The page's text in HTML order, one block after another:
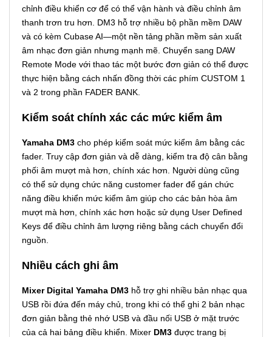
chỉnh điều khiển cơ để có thể vận hành và điều chỉnh âm
thanh trơn tru hơn. DM3 hỗ trợ nhiều bộ phần mềm DAW
và có kèm Cubase AI—một nền tảng phần mềm sản xuất
âm nhạc đơn giản nhưng mạnh mẽ. Chuyển sang DAW
Remote Mode với thao tác một bước đơn giản có thể được
thực hiện bằng cách nhấn đồng thời các phím CUSTOM 1
và 2 trong phần FADER BANK.
Kiểm soát chính xác các mức kiểm âm
Yamaha DM3 cho phép kiểm soát mức kiểm âm bằng các
fader. Truy cập đơn giản và dễ dàng, kiểm tra độ cân bằng
phối âm mượt mà hơn, chính xác hơn. Người dùng cũng
có thể sử dụng chức năng customer fader để gán chức
năng điều khiển mức kiểm âm giúp cho các bản hòa âm
mượt mà hơn, chính xác hơn hoặc sử dụng User Defined
Keys để điều chỉnh âm lượng riêng bằng cách chuyển đổi
nguồn.
Nhiều cách ghi âm
Mixer Digital Yamaha DM3 hỗ trợ ghi nhiều bản nhạc qua
USB rồi đứa đến máy chủ, trong khi có thể ghi 2 bản nhạc
đơn giản bằng thẻ nhớ USB và đầu nối USB ở mặt trước
của cả hai bảng điều khiển. Mixer DM3 được trang bị